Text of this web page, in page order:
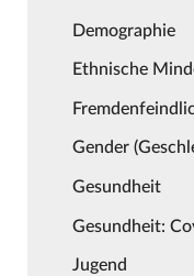
Demographie
Ethnische
Gender
Gesundheit
Gesundheit:
Jugend